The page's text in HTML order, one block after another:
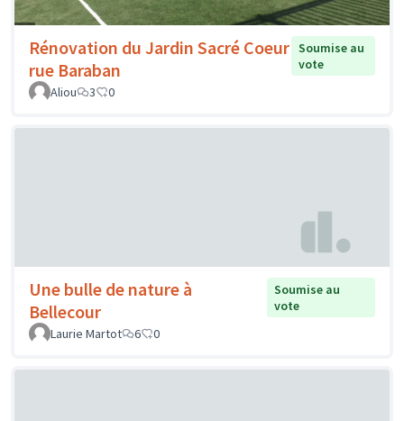
Rénovation du Jardin Sacré Coeur
rue Baraban
Soumise au
vote
Aliou
3 0
Une bulle de nature à
Bellecour
Soumise au
vote
Laurie Martot
6 0